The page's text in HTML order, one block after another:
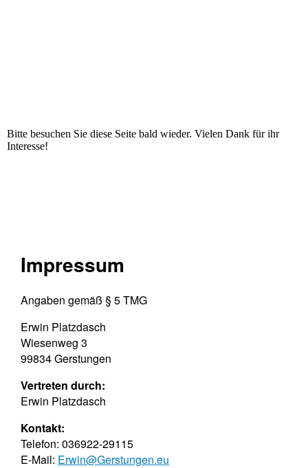
Bitte besuchen Sie diese Seite bald wieder. Vielen Dank für ihr
Interesse!
Impressum
Angaben gemäß § 5 TMG
Erwin Platzdasch
Wiesenweg 3
99834 Gerstungen
Vertreten durch:
Erwin Platzdasch
Kontakt:
Telefon: 036922-29115
E-Mail: Erwin@Gerstungen.eu